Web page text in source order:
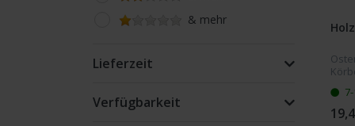
& mehr
Lieferzeit
Verfügbarkeit